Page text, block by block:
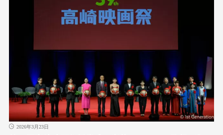
2026年3月23日